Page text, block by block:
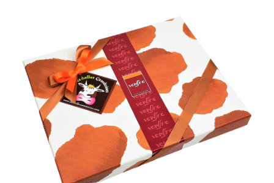
contemporaine, où le savoir-faire, la passion et la quête de
perfection se rencontrent à chaque page.